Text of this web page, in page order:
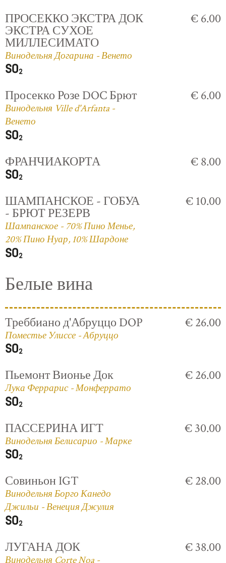
ПРОСЕККО ЭКСТРА ДОК
ЭКСТРА СУХОЕ
МИЛЛЕСИМАТО
Винодельня Догарина - Венето
€ 6.00
Просекко Розе DOC Брют
Винодельня Ville d'Arfanta -
Венето
€ 6.00
ФРАНЧИАКОРТА € 8.00
ШАМПАНСКОЕ - ГОБУА
- БРЮТ РЕЗЕРВ
Шампанское - 70% Пино Менье,
20% Пино Нуар, 10% Шардоне
€ 10.00
Белые вина
Треббиано д'Абруццо DOP
Поместье Улиссе - Абруццо
€ 26.00
Пьемонт Вионье Док
Лука Феррарис - Монферрато
€ 26.00
ПАССЕРИНА ИГТ
Винодельня Белисарио - Марке
€ 30.00
Совиньон IGT
Винодельня Борго Канедо
Джильи - Венеция Джулия
€ 28.00
ЛУГАНА ДОК
Винодельня Corte Noa -
€ 38.00